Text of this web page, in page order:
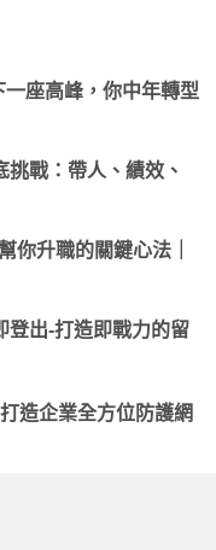
座高峰，你中年轉型
挑戰：帶人、績效、
你升職的關鍵心法｜
登出-打造即戰力的留
造企業全方位防護網